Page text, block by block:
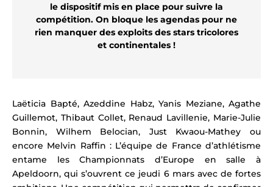
le dispositif mis en place pour suivre la
compétition. On bloque les agendas pour ne
rien manquer des exploits des stars tricolores
et continentales !
Laëticia Bapté, Azeddine Habz, Yanis Meziane, Agathe
Guillemot, Thibaut Collet, Renaud Lavillenie, Marie-Julie
Bonnin, Wilhem Belocian, Just Kwaou-Mathey ou
encore Melvin Raffin : L’équipe de France d’athlétisme
entame les Championnats d’Europe en salle à
Apeldoorn, qui s’ouvrent ce jeudi 6 mars avec de fortes